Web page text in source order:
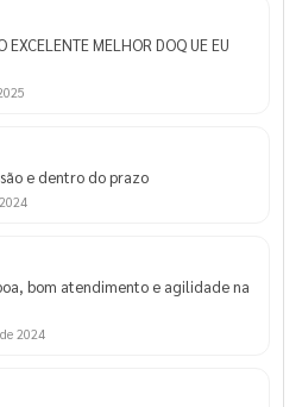
EXCELENTE MELHOR DOQ UE EU
e dentro do prazo
bom atendimento e agilidade na
2024